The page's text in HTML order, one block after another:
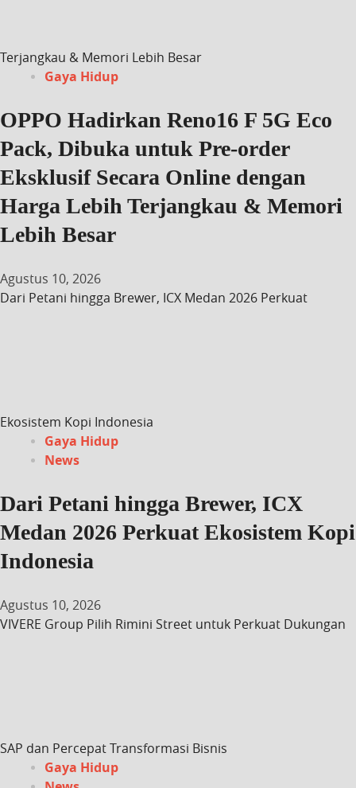
Terjangkau & Memori Lebih Besar
Gaya Hidup
OPPO Hadirkan Reno16 F 5G Eco
Pack, Dibuka untuk Pre-order
Eksklusif Secara Online dengan
Harga Lebih Terjangkau & Memori
Lebih Besar
Agustus 10, 2026
Dari Petani hingga Brewer, ICX Medan 2026 Perkuat
Ekosistem Kopi Indonesia
Gaya Hidup
News
Dari Petani hingga Brewer, ICX
Medan 2026 Perkuat Ekosistem Kopi
Indonesia
Agustus 10, 2026
VIVERE Group Pilih Rimini Street untuk Perkuat Dukungan
SAP dan Percepat Transformasi Bisnis
Gaya Hidup